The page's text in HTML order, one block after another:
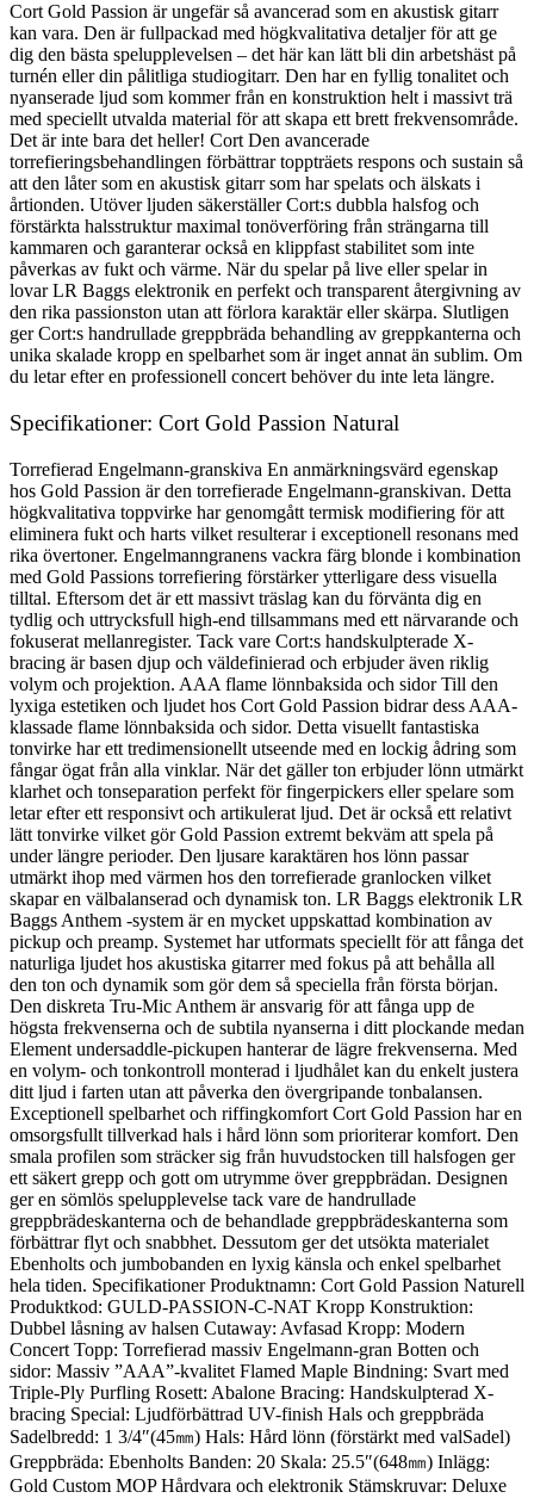
Cort Gold Passion är ungefär så avancerad som en akustisk gitarr
kan vara. Den är fullpackad med högkvalitativa detaljer för att ge
dig den bästa spelupplevelsen – det här kan lätt bli din arbetshäst på
turnén eller din pålitliga studiogitarr. Den har en fyllig tonalitet och
nyanserade ljud som kommer från en konstruktion helt i massivt trä
med speciellt utvalda material för att skapa ett brett frekvensområde.
Det är inte bara det heller! Cort Den avancerade
torrefieringsbehandlingen förbättrar toppträets respons och sustain så
att den låter som en akustisk gitarr som har spelats och älskats i
årtionden. Utöver ljuden säkerställer Cort:s dubbla halsfog och
förstärkta halsstruktur maximal tonöverföring från strängarna till
kammaren och garanterar också en klippfast stabilitet som inte
påverkas av fukt och värme. När du spelar på live eller spelar in
lovar LR Baggs elektronik en perfekt och transparent återgivning av
den rika passionston utan att förlora karaktär eller skärpa. Slutligen
ger Cort:s handrullade greppbräda behandling av greppkanterna och
unika skalade kropp en spelbarhet som är inget annat än sublim. Om
du letar efter en professionell concert behöver du inte leta längre.
Specifikationer: Cort Gold Passion Natural
Torrefierad Engelmann-granskiva En anmärkningsvärd egenskap
hos Gold Passion är den torrefierade Engelmann-granskivan. Detta
högkvalitativa toppvirke har genomgått termisk modifiering för att
eliminera fukt och harts vilket resulterar i exceptionell resonans med
rika övertoner. Engelmanngranens vackra färg blonde i kombination
med Gold Passions torrefiering förstärker ytterligare dess visuella
tilltal. Eftersom det är ett massivt träslag kan du förvänta dig en
tydlig och uttrycksfull high-end tillsammans med ett närvarande och
fokuserat mellanregister. Tack vare Cort:s handskulpterade X-
bracing är basen djup och väldefinierad och erbjuder även riklig
volym och projektion. AAA flame lönnbaksida och sidor Till den
lyxiga estetiken och ljudet hos Cort Gold Passion bidrar dess AAA-
klassade flame lönnbaksida och sidor. Detta visuellt fantastiska
tonvirke har ett tredimensionellt utseende med en lockig ådring som
fångar ögat från alla vinklar. När det gäller ton erbjuder lönn utmärkt
klarhet och tonseparation perfekt för fingerpickers eller spelare som
letar efter ett responsivt och artikulerat ljud. Det är också ett relativt
lätt tonvirke vilket gör Gold Passion extremt bekväm att spela på
under längre perioder. Den ljusare karaktären hos lönn passar
utmärkt ihop med värmen hos den torrefierade granlocken vilket
skapar en välbalanserad och dynamisk ton. LR Baggs elektronik LR
Baggs Anthem -system är en mycket uppskattad kombination av
pickup och preamp. Systemet har utformats speciellt för att fånga det
naturliga ljudet hos akustiska gitarrer med fokus på att behålla all
den ton och dynamik som gör dem så speciella från första början.
Den diskreta Tru-Mic Anthem är ansvarig för att fånga upp de
högsta frekvenserna och de subtila nyanserna i ditt plockande medan
Element undersaddle-pickupen hanterar de lägre frekvenserna. Med
en volym- och tonkontroll monterad i ljudhålet kan du enkelt justera
ditt ljud i farten utan att påverka den övergripande tonbalansen.
Exceptionell spelbarhet och riffingkomfort Cort Gold Passion har en
omsorgsfullt tillverkad hals i hård lönn som prioriterar komfort. Den
smala profilen som sträcker sig från huvudstocken till halsfogen ger
ett säkert grepp och gott om utrymme över greppbrädan. Designen
ger en sömlös spelupplevelse tack vare de handrullade
greppbrädeskanterna och de behandlade greppbrädeskanterna som
förbättrar flyt och snabbhet. Dessutom ger det utsökta materialet
Ebenholts och jumbobanden en lyxig känsla och enkel spelbarhet
hela tiden. Specifikationer Produktnamn: Cort Gold Passion Naturell
Produktkod: GULD-PASSION-C-NAT Kropp Konstruktion:
Dubbel låsning av halsen Cutaway: Avfasad Kropp: Modern
Concert Topp: Torrefierad massiv Engelmann-gran Botten och
sidor: Massiv ”AAA”-kvalitet Flamed Maple Bindning: Svart med
Triple-Ply Purfling Rosett: Abalone Bracing: Handskulpterad X-
bracing Special: Ljudförbättrad UV-finish Hals och greppbräda
Sadelbredd: 1 3/4″(45㎜) Hals: Hård lönn (förstärkt med valSadel)
Greppbräda: Ebenholts Banden: 20 Skala: 25.5″(648㎜) Inlägg:
Gold Custom MOP Hårdvara och elektronik Stämskruvar: Deluxe